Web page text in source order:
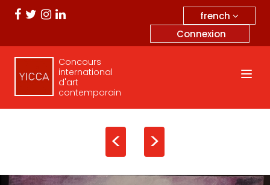
french
Connexion
Concours
international
d'art
contemporain
< >